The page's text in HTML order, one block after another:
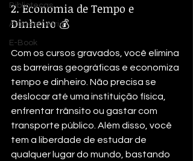
Bibliotecas
Arqueometria
E-Book
2. Economia de Tempo e
Dinheiro 💰
Com os cursos gravados, você elimina
as barreiras geográficas e economiza
tempo e dinheiro. Não precisa se
deslocar até uma instituição física,
enfrentar trânsito ou gastar com
transporte público. Além disso, você
tem a liberdade de estudar de
qualquer lugar do mundo, bastando